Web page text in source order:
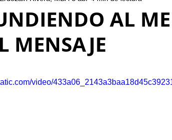
AL
MENSAJE
5 estrellas.
video/